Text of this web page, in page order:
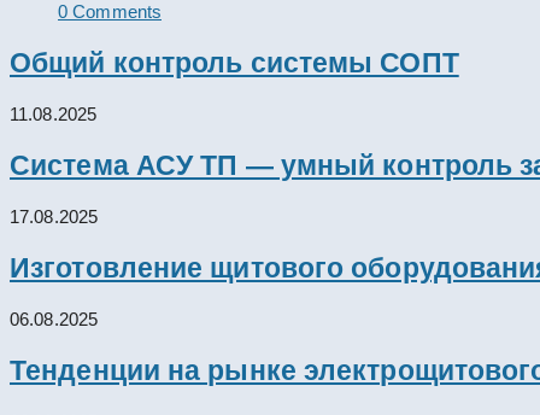
0 Comments
Общий контроль системы СОПТ
11.08.2025
Система АСУ ТП — умный контроль
17.08.2025
Изготовление щитового
06.08.2025
Тенденции на рынке